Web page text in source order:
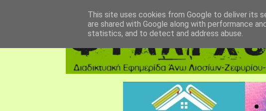
This site uses cookies from Google to deliver its
are shared with Google along with performance
statistics, and to detect and address abuse.